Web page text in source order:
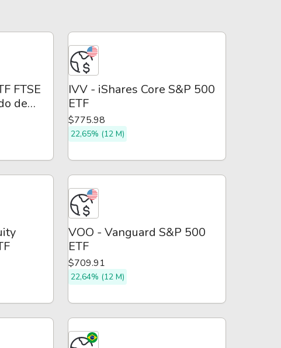
FTSE
de
IVV - iShares Core S&P 500
ETF
$775.98
22,65% (12 M)
VOO - Vanguard S&P 500
ETF
$709.91
22,64% (12 M)